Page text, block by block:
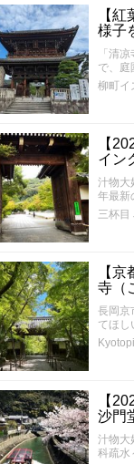
【
様子
「清
で、庭
柳町イ
【
イン
汁物大
年最新
三杯目
【
寺（
長岡京
てほし
【
沙門
汁物大
科疏水